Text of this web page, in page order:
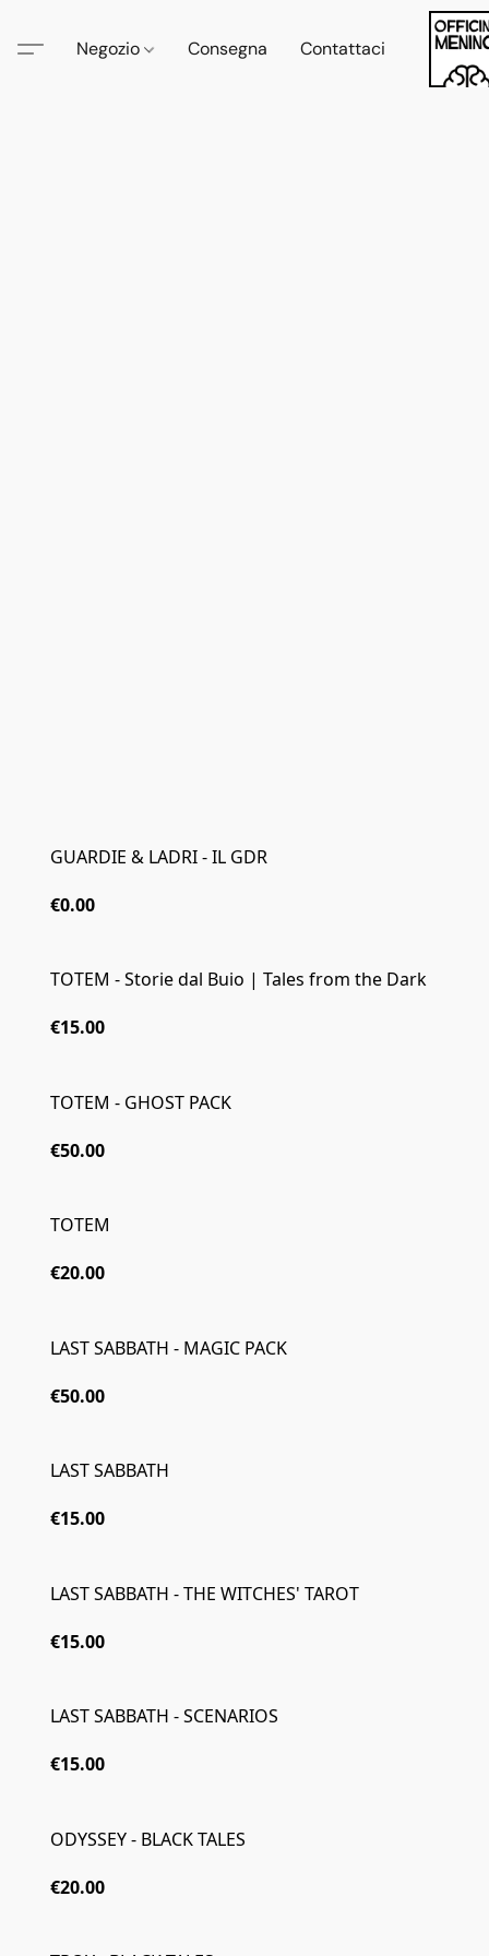
Negozio Consegna Contattaci
GUARDIE & LADRI - IL GDR
€0.00
TOTEM - Storie dal Buio | Tales from the Dark
€15.00
TOTEM - GHOST PACK
€50.00
TOTEM
€20.00
LAST SABBATH - MAGIC PACK
€50.00
LAST SABBATH
€15.00
LAST SABBATH - THE WITCHES' TAROT
€15.00
LAST SABBATH - SCENARIOS
€15.00
ODYSSEY - BLACK TALES
€20.00